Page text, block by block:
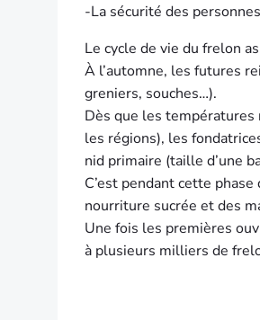
-La sécurité des
Le cycle de vie du frelon
À l’automne, les futures
greniers, souches…).
Dès que les
les régions), les
nid primaire (taille d’une
C’est pendant cette
nourriture sucrée et des
Une fois les premières
à plusieurs milliers de